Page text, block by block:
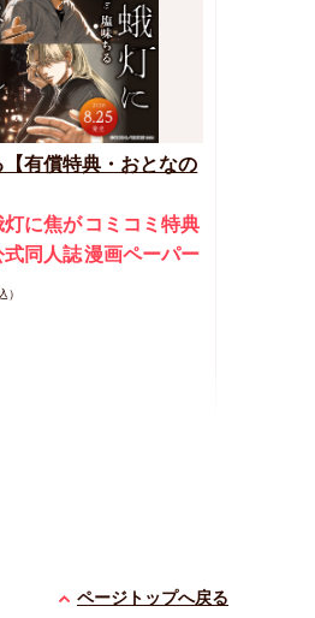
有償特典・おとなの
灯に焦が
式同人誌
コミコミ特典
漫画ペーパー
）
ページトップへ戻る